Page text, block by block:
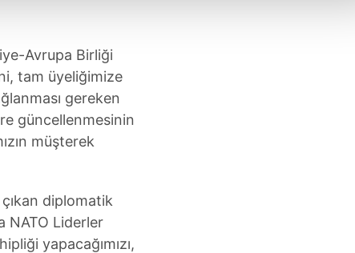
olarak açık rızanız dahilinde kullanılacaktır.
belirleyebilirsiniz. Çerezlere ilişkin detaylı bilgi için Ayarlar
edebilirsiniz.
Aydınlatma Metnimizi okumak ve sitemizde ilgili
için lütfen
Avrupa Birliği
tam üyeliğimize
gereken
güncellenmesinin
müşterek
diplomatik
NATO Liderler
yapacağımızı,